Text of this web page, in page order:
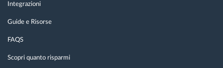
Integrazioni
Guide e Risorse
FAQS
Scopri quanto risparmi